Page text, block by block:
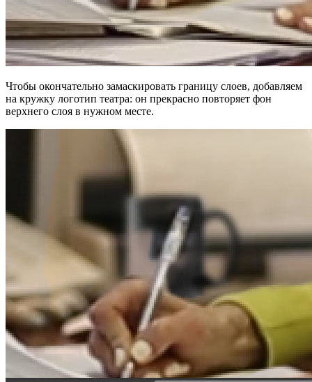
Чтобы окончательно замаскировать границу слоев, добавляем
на кружку логотип театра: он прекрасно повторяет фон
верхнего слоя в нужном месте.